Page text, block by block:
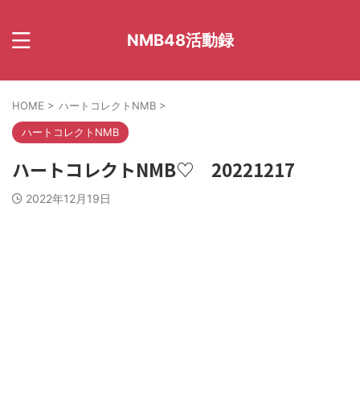
NMB48活動録
HOME > ハートコレクトNMB >
ハートコレクトNMB
ハートコレクトNMB♡ 20221217
2022年12月19日